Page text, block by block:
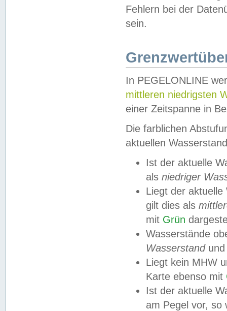
Fehlern bei der
sein.
In PEGELONLINE
mittleren niedrigsten
einer Zeitspanne in
Die farblichen
aktuellen
Ist der aktuelle
als niedriger
Liegt der
gilt dies als
mit Grün
Wasserstände
Wasserstandund
Liegt kein MHW
Karte ebenso mit
Ist der aktuelle
am Pegel vor,